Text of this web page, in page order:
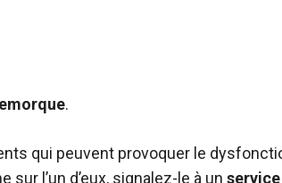
.
qui peuvent provoquer le
l’un d’eux, signalez-le à un